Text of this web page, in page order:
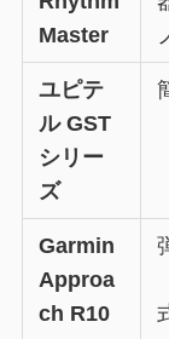
Master
ユピテ
ル GST
シリー
ズ
Garmin
Approa
ch R10